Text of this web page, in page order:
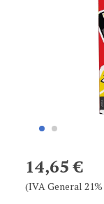
14,65 €
(IVA General